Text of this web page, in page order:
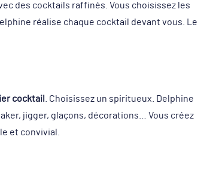
des cocktails raffinés. Vous choisissez les
réalise chaque cocktail devant vous. Le
cocktail . Choisissez un spiritueux. Delphine
jigger, glaçons, décorations… Vous créez
et convivial.